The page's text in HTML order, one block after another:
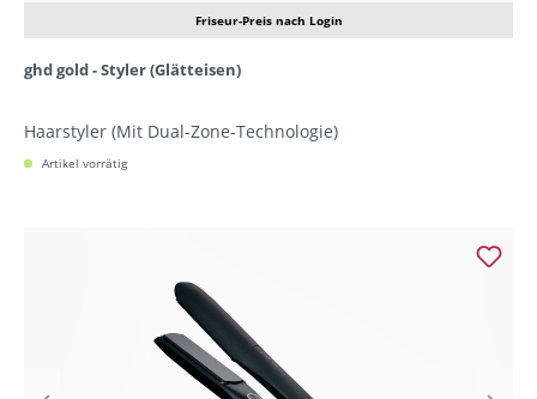
Friseur-Preis nach Login
ghd gold - Styler (Glätteisen)
Haarstyler (Mit Dual-Zone-Technologie)
Artikel vorrätig